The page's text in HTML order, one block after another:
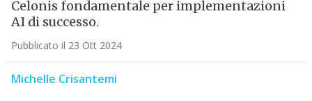
Celonis fondamentale per implementazioni
AI di successo.
Pubblicato il 23 Ott 2024
Michelle Crisantemi